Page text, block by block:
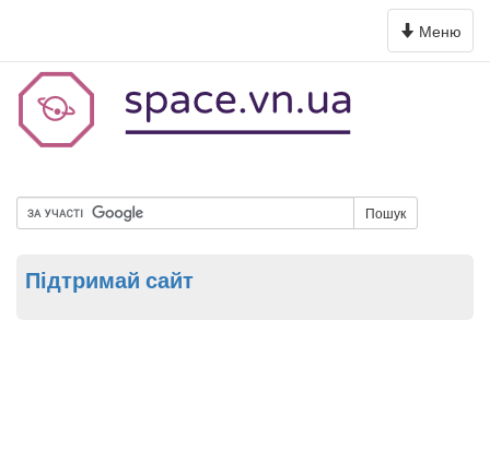
Toggle
navigation
Меню
Пошук
Підтримай сайт